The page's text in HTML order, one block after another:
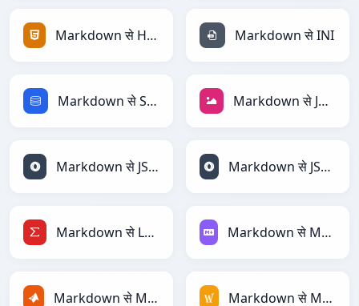
Markdown से HTML Markdown से INI
Markdown से SQL Markdown से JPEG
Markdown से JSON Markdown से JSONLines
Markdown से LaTeX Markdown से Markdown
Markdown से MATLAB Markdown से MediaWiki